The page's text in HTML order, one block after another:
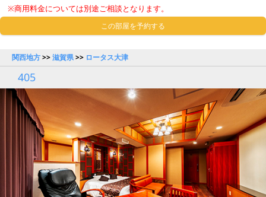
※商用料金については別途ご相談となります。
この部屋を予約する
関西地方>>滋賀県>> ロータス大津
405